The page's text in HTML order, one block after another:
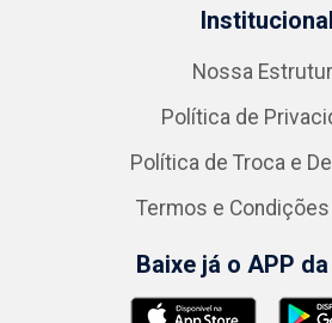
Institucional
Nossa
Política de
Política de Troca e
Termos e
Baixe já o APP